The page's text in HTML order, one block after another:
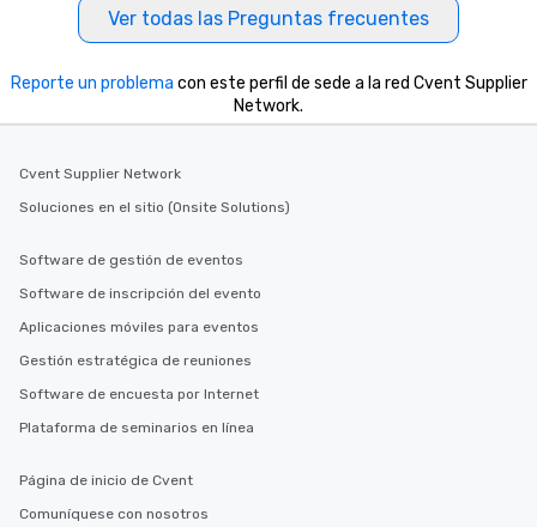
Ver todas las Preguntas frecuentes
Reporte un problema con este perfil de sede a la red Cvent Supplier
Network.
Cvent Supplier Network
Soluciones en el sitio (Onsite Solutions)
Software de gestión de eventos
Software de inscripción del evento
Aplicaciones móviles para eventos
Gestión estratégica de reuniones
Software de encuesta por Internet
Plataforma de seminarios en línea
Página de inicio de Cvent
Comuníquese con nosotros